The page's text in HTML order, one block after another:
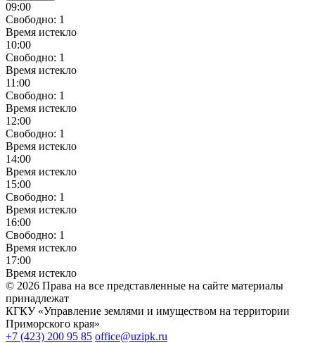
09:00
Свободно: 1
Время истекло
10:00
Свободно: 1
Время истекло
11:00
Свободно: 1
Время истекло
12:00
Свободно: 1
Время истекло
14:00
Время истекло
15:00
Свободно: 1
Время истекло
16:00
Свободно: 1
Время истекло
17:00
Время истекло
© 2026 Права на все представленные на сайте материалы
принадлежат
КГКУ «Управление землями и имуществом на территории
Приморского края»
+7 (423) 200 95 85 office@uzipk.ru